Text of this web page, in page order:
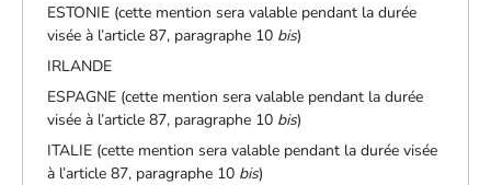
ESTONIE (cette mention sera valable pendant la durée
visée à l’article 87, paragraphe 10 bis)
IRLANDE
ESPAGNE (cette mention sera valable pendant la durée
visée à l’article 87, paragraphe 10 bis)
ITALIE (cette mention sera valable pendant la durée visée
à l’article 87, paragraphe 10 bis)